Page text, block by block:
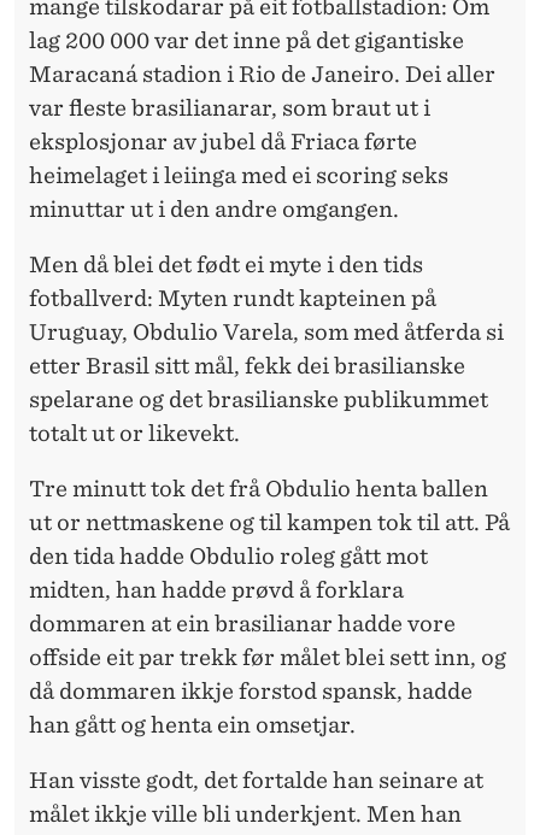
mange tilskodarar på eit fotballstadion: Om
lag 200 000 var det inne på det gigantiske
Maracaná stadion i Rio de Janeiro. Dei aller
var fleste brasilianarar, som braut ut i
eksplosjonar av jubel då Friaca førte
heimelaget i leiinga med ei scoring seks
minuttar ut i den andre omgangen.
Men då blei det født ei myte i den tids
fotballverd: Myten rundt kapteinen på
Uruguay, Obdulio Varela, som med åtferda si
etter Brasil sitt mål, fekk dei brasilianske
spelarane og det brasilianske publikummet
totalt ut or likevekt.
Tre minutt tok det frå Obdulio henta ballen
ut or nettmaskene og til kampen tok til att. På
den tida hadde Obdulio roleg gått mot
midten, han hadde prøvd å forklara
dommaren at ein brasilianar hadde vore
offside eit par trekk før målet blei sett inn, og
då dommaren ikkje forstod spansk, hadde
han gått og henta ein omsetjar.
Han visste godt, ­det fortalde han seinare at
målet ikkje ville bli underkjent. Men han